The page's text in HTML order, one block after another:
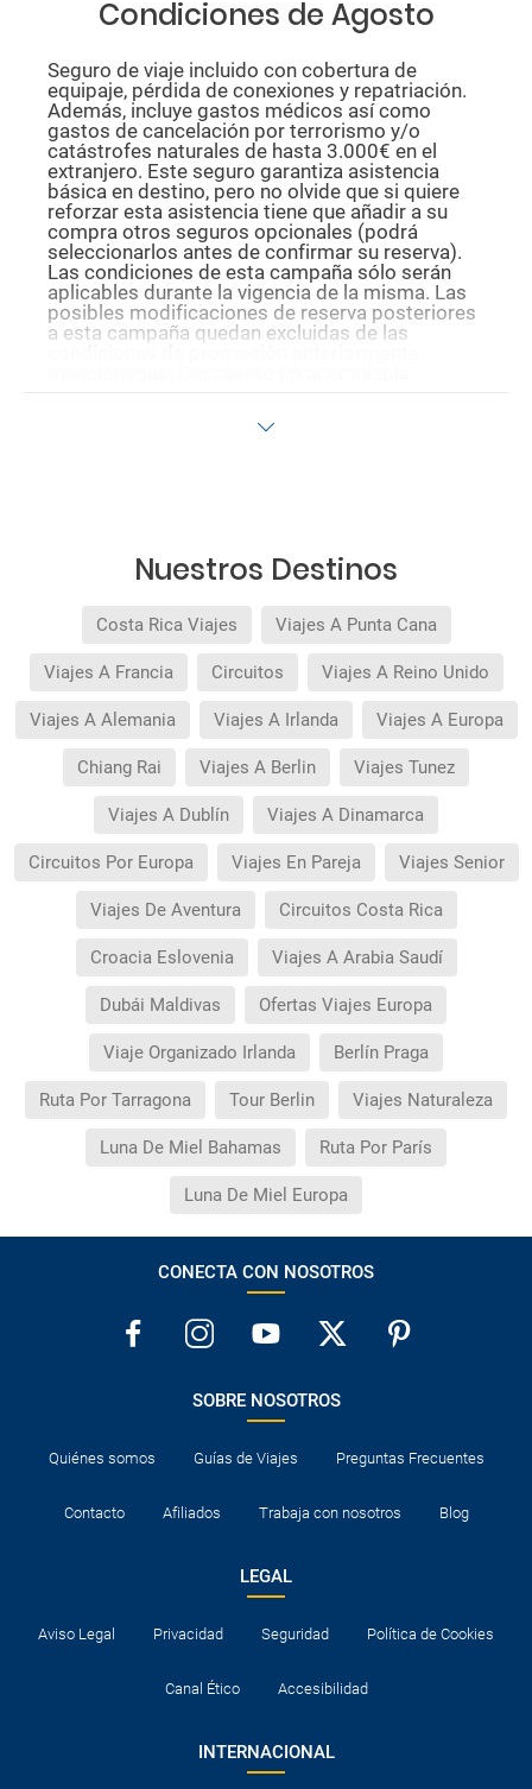
Condiciones de Agosto
Seguro de viaje incluido con cobertura de
equipaje, pérdida de conexiones y repatriación.
Además, incluye gastos médicos así como
gastos de cancelación por terrorismo y/o
catástrofes naturales de hasta 3.000€ en el
extranjero. Este seguro garantiza asistencia
básica en destino, pero no olvide que si quiere
reforzar esta asistencia tiene que añadir a su
compra otros seguros opcionales (podrá
seleccionarlos antes de confirmar su reserva).
Las condiciones de esta campaña sólo serán
aplicables durante la vigencia de la misma. Las
posibles modificaciones de reserva posteriores
a esta campaña quedan excluidas de las
Nuestros Destinos
Costa Rica Viajes Viajes A Punta Cana
Viajes A Francia Circuitos Viajes A Reino Unido
Viajes A Alemania Viajes A Irlanda Viajes A Europa
Chiang Rai Viajes A Berlin Viajes Tunez
Viajes A Dublín Viajes A Dinamarca
Circuitos Por Europa Viajes En Pareja Viajes Senior
Viajes De Aventura Circuitos Costa Rica
Croacia Eslovenia Viajes A Arabia Saudí
Dubái Maldivas Ofertas Viajes Europa
Viaje Organizado Irlanda Berlín Praga
Ruta Por Tarragona Tour Berlin Viajes Naturaleza
Luna De Miel Bahamas Ruta Por París
Luna De Miel Europa
CONECTA CON NOSOTROS
SOBRE NOSOTROS
Quiénes somos Guías de Viajes Preguntas Frecuentes
Contacto Afiliados Trabaja con nosotros Blog
LEGAL
Aviso Legal Privacidad Seguridad Política de Cookies
Canal Ético Accesibilidad
INTERNACIONAL